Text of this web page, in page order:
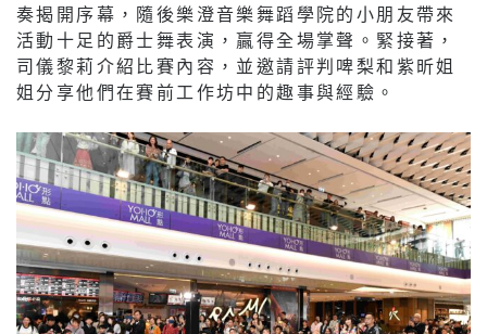
奏揭開序幕，隨後樂澄音樂舞蹈學院的小朋友帶來
活動十足的爵士舞表演，贏得全場掌聲。緊接著，
司儀黎莉介紹比賽內容，並邀請評判啤梨和紫昕姐
姐分享他們在賽前工作坊中的趣事與經驗。